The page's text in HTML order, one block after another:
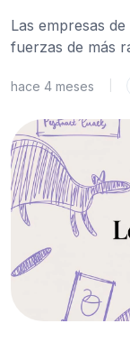
Las empresas
fuerzas de más
hace 4 meses